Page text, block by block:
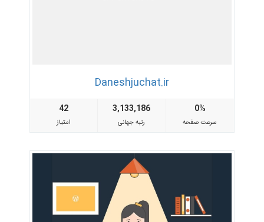
Daneshjuchat.ir
42
امتیاز
3,133,186
رتبه جهانی
0%
سرعت صفحه